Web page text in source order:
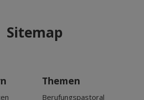
Sitemap
Themen
Berufungspastoral